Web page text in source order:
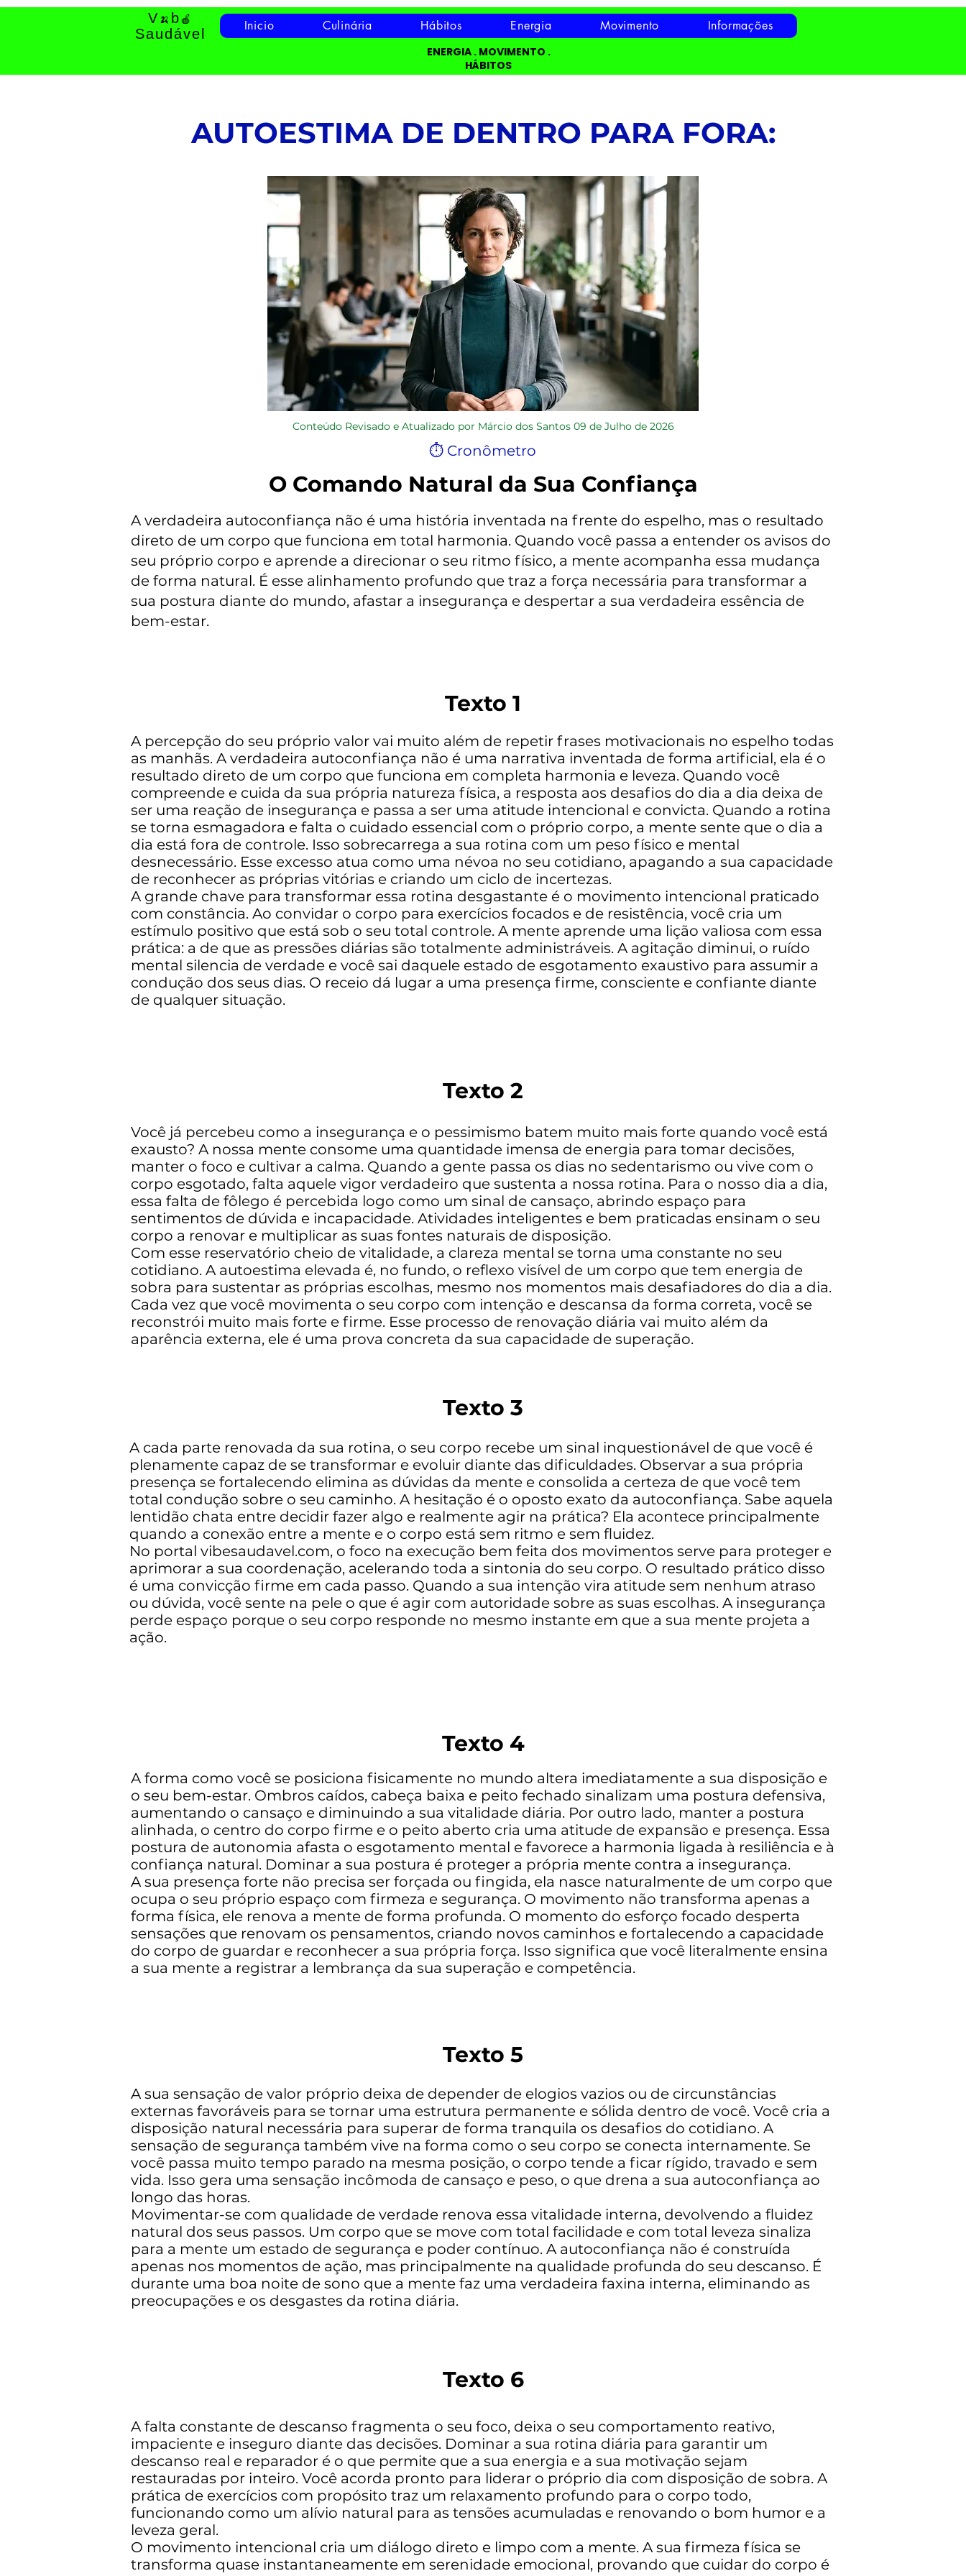
V 🍌 b🍎
Saudável
Inicio Culinária Hábitos Energia Movimento Informações
ENERGIA . MOVIMENTO .
HÁBITOS
AUTOESTIMA DE DENTRO PARA FORA:
Conteúdo Revisado e Atualizado por Márcio dos Santos 09 de Julho de 2026
⏱ Cronômetro
O Comando Natural da Sua Confiança
A verdadeira autoconfiança não é uma história inventada na frente do espelho, mas o resultado
direto de um corpo que funciona em total harmonia. Quando você passa a entender os avisos do
seu próprio corpo e aprende a direcionar o seu ritmo físico, a mente acompanha essa mudança
de forma natural. É esse alinhamento profundo que traz a força necessária para transformar a
sua postura diante do mundo, afastar a insegurança e despertar a sua verdadeira essência de
bem-estar.
Texto 1
A percepção do seu próprio valor vai muito além de repetir frases motivacionais no espelho todas
as manhãs. A verdadeira autoconfiança não é uma narrativa inventada de forma artificial, ela é o
resultado direto de um corpo que funciona em completa harmonia e leveza. Quando você
compreende e cuida da sua própria natureza física, a resposta aos desafios do dia a dia deixa de
ser uma reação de insegurança e passa a ser uma atitude intencional e convicta. Quando a rotina
se torna esmagadora e falta o cuidado essencial com o próprio corpo, a mente sente que o dia a
dia está fora de controle. Isso sobrecarrega a sua rotina com um peso físico e mental
desnecessário. Esse excesso atua como uma névoa no seu cotidiano, apagando a sua capacidade
de reconhecer as próprias vitórias e criando um ciclo de incertezas.
A grande chave para transformar essa rotina desgastante é o movimento intencional praticado
com constância. Ao convidar o corpo para exercícios focados e de resistência, você cria um
estímulo positivo que está sob o seu total controle. A mente aprende uma lição valiosa com essa
prática: a de que as pressões diárias são totalmente administráveis. A agitação diminui, o ruído
mental silencia de verdade e você sai daquele estado de esgotamento exaustivo para assumir a
condução dos seus dias. O receio dá lugar a uma presença firme, consciente e confiante diante
de qualquer situação.
Texto 2
Você já percebeu como a insegurança e o pessimismo batem muito mais forte quando você está
exausto? A nossa mente consome uma quantidade imensa de energia para tomar decisões,
manter o foco e cultivar a calma. Quando a gente passa os dias no sedentarismo ou vive com o
corpo esgotado, falta aquele vigor verdadeiro que sustenta a nossa rotina. Para o nosso dia a dia,
essa falta de fôlego é percebida logo como um sinal de cansaço, abrindo espaço para
sentimentos de dúvida e incapacidade. Atividades inteligentes e bem praticadas ensinam o seu
corpo a renovar e multiplicar as suas fontes naturais de disposição.
Com esse reservatório cheio de vitalidade, a clareza mental se torna uma constante no seu
cotidiano. A autoestima elevada é, no fundo, o reflexo visível de um corpo que tem energia de
sobra para sustentar as próprias escolhas, mesmo nos momentos mais desafiadores do dia a dia.
Cada vez que você movimenta o seu corpo com intenção e descansa da forma correta, você se
reconstrói muito mais forte e firme. Esse processo de renovação diária vai muito além da
aparência externa, ele é uma prova concreta da sua capacidade de superação.
Texto 3
A cada parte renovada da sua rotina, o seu corpo recebe um sinal inquestionável de que você é
plenamente capaz de se transformar e evoluir diante das dificuldades. Observar a sua própria
presença se fortalecendo elimina as dúvidas da mente e consolida a certeza de que você tem
total condução sobre o seu caminho. A hesitação é o oposto exato da autoconfiança. Sabe aquela
lentidão chata entre decidir fazer algo e realmente agir na prática? Ela acontece principalmente
quando a conexão entre a mente e o corpo está sem ritmo e sem fluidez.
No portal vibesaudavel.com, o foco na execução bem feita dos movimentos serve para proteger e
aprimorar a sua coordenação, acelerando toda a sintonia do seu corpo. O resultado prático disso
é uma convicção firme em cada passo. Quando a sua intenção vira atitude sem nenhum atraso
ou dúvida, você sente na pele o que é agir com autoridade sobre as suas escolhas. A insegurança
perde espaço porque o seu corpo responde no mesmo instante em que a sua mente projeta a
ação.
Texto 4
A forma como você se posiciona fisicamente no mundo altera imediatamente a sua disposição e
o seu bem-estar. Ombros caídos, cabeça baixa e peito fechado sinalizam uma postura defensiva,
aumentando o cansaço e diminuindo a sua vitalidade diária. Por outro lado, manter a postura
alinhada, o centro do corpo firme e o peito aberto cria uma atitude de expansão e presença. Essa
postura de autonomia afasta o esgotamento mental e favorece a harmonia ligada à resiliência e à
confiança natural. Dominar a sua postura é proteger a própria mente contra a insegurança.
A sua presença forte não precisa ser forçada ou fingida, ela nasce naturalmente de um corpo que
ocupa o seu próprio espaço com firmeza e segurança. O movimento não transforma apenas a
forma física, ele renova a mente de forma profunda. O momento do esforço focado desperta
sensações que renovam os pensamentos, criando novos caminhos e fortalecendo a capacidade
do corpo de guardar e reconhecer a sua própria força. Isso significa que você literalmente ensina
a sua mente a registrar a lembrança da sua superação e competência.
Texto 5
A sua sensação de valor próprio deixa de depender de elogios vazios ou de circunstâncias
externas favoráveis para se tornar uma estrutura permanente e sólida dentro de você. Você cria a
disposição natural necessária para superar de forma tranquila os desafios do cotidiano. A
sensação de segurança também vive na forma como o seu corpo se conecta internamente. Se
você passa muito tempo parado na mesma posição, o corpo tende a ficar rígido, travado e sem
vida. Isso gera uma sensação incômoda de cansaço e peso, o que drena a sua autoconfiança ao
longo das horas.
Movimentar-se com qualidade de verdade renova essa vitalidade interna, devolvendo a fluidez
natural dos seus passos. Um corpo que se move com total facilidade e com total leveza sinaliza
para a mente um estado de segurança e poder contínuo. A autoconfiança não é construída
apenas nos momentos de ação, mas principalmente na qualidade profunda do seu descanso. É
durante uma boa noite de sono que a mente faz uma verdadeira faxina interna, eliminando as
preocupações e os desgastes da rotina diária.
Texto 6
A falta constante de descanso fragmenta o seu foco, deixa o seu comportamento reativo,
impaciente e inseguro diante das decisões. Dominar a sua rotina diária para garantir um
descanso real e reparador é o que permite que a sua energia e a sua motivação sejam
restauradas por inteiro. Você acorda pronto para liderar o próprio dia com disposição de sobra. A
prática de exercícios com propósito traz um relaxamento profundo para o corpo todo,
funcionando como um alívio natural para as tensões acumuladas e renovando o bom humor e a
leveza geral.
O movimento intencional cria um diálogo direto e limpo com a mente. A sua firmeza física se
transforma quase instantaneamente em serenidade emocional, provando que cuidar do corpo é